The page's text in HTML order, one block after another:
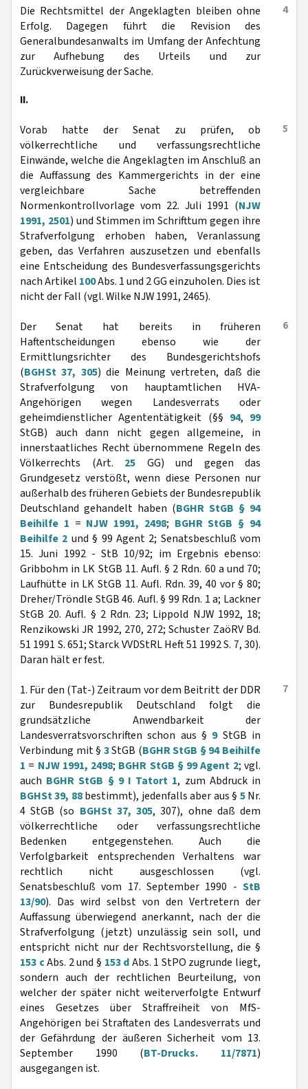
4
Die Rechtsmittel der Angeklagten bleiben ohne
Erfolg. Dagegen führt die Revision des
Generalbundesanwalts im Umfang der Anfechtung
zur Aufhebung des Urteils und zur
Zurückverweisung der Sache.
II.
5
Vorab hatte der Senat zu prüfen, ob
völkerrechtliche und verfassungsrechtliche
Einwände, welche die Angeklagten im Anschluß an
die Auffassung des Kammergerichts in der eine
vergleichbare Sache betreffenden
Normenkontrollvorlage vom 22. Juli 1991 (NJW
1991, 2501) und Stimmen im Schrifttum gegen ihre
Strafverfolgung erhoben haben, Veranlassung
geben, das Verfahren auszusetzen und ebenfalls
eine Entscheidung des Bundesverfassungsgerichts
nach Artikel 100Abs. 1 und 2 GG einzuholen. Dies ist
nicht der Fall (vgl. Wilke NJW 1991, 2465).
6
Der Senat hat bereits in früheren
Haftentscheidungen ebenso wie der
Ermittlungsrichter des Bundesgerichtshofs
(BGHSt 37, 305) die Meinung vertreten, daß die
Strafverfolgung von hauptamtlichen HVA-
Angehörigen wegen Landesverrats oder
geheimdienstlicher Agententätigkeit (§§ 94, 99
StGB) auch dann nicht gegen allgemeine, in
innerstaatliches Recht übernommene Regeln des
Völkerrechts (Art. 25 GG) und gegen das
Grundgesetz verstößt, wenn diese Personen nur
außerhalb des früheren Gebiets der Bundesrepublik
Deutschland gehandelt haben (BGHR StGB § 94
Beihilfe 1 = NJW 1991, 2498; BGHR StGB § 94
Beihilfe 2 und § 99 Agent 2; Senatsbeschluß vom
15. Juni 1992 - StB 10/92; im Ergebnis ebenso:
Gribbohm in LK StGB 11. Aufl. § 2 Rdn. 60 a und 70;
Laufhütte in LK StGB 11. Aufl. Rdn. 39, 40 vor § 80;
Dreher/Tröndle StGB 46. Aufl. § 99 Rdn. 1 a; Lackner
StGB 20. Aufl. § 2 Rdn. 23; Lippold NJW 1992, 18;
Renzikowski JR 1992, 270, 272; Schuster ZaöRV Bd.
51 1991 S. 651; Starck VVDStRL Heft 51 1992 S. 7, 30).
Daran hält er fest.
7
1. Für den (Tat-) Zeitraum vor dem Beitritt der DDR
zur Bundesrepublik Deutschland folgt die
grundsätzliche Anwendbarkeit der
Landesverratsvorschriften schon aus § 9StGB in
Verbindung mit § 3StGB (BGHR StGB § 94 Beihilfe
1 = NJW 1991, 2498; BGHR StGB § 99 Agent 2; vgl.
auch BGHR StGB § 9 I Tatort 1, zum Abdruck in
BGHSt 39, 88bestimmt), jedenfalls aber aus § 5Nr.
4 StGB (so BGHSt 37, 305, 307), ohne daß dem
völkerrechtliche oder verfassungsrechtliche
Bedenken entgegenstehen. Auch die
Verfolgbarkeit entsprechenden Verhaltens war
rechtlich nicht ausgeschlossen (vgl.
Senatsbeschluß vom 17. September 1990 - StB
13/90). Das wird selbst von den Vertretern der
Auffassung überwiegend anerkannt, nach der die
Strafverfolgung (jetzt) unzulässig sein soll, und
entspricht nicht nur der Rechtsvorstellung, die §
153 cAbs. 2 und § 153 dAbs. 1 StPO zugrunde liegt,
sondern auch der rechtlichen Beurteilung, von
welcher der später nicht weiterverfolgte Entwurf
eines Gesetzes über Straffreiheit von MfS-
Angehörigen bei Straftaten des Landesverrats und
der Gefährdung der äußeren Sicherheit vom 13.
September 1990 (BT-Drucks. 11/7871)
ausgegangen ist.